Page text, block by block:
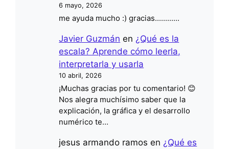
6 mayo, 2026
me ayuda mucho :) gracias............
Javier Guzmán en ¿Qué es la
escala? Aprende cómo leerla,
interpretarla y usarla
10 abril, 2026
¡Muchas gracias por tu comentario! 😊
Nos alegra muchísimo saber que la
explicación, la gráfica y el desarrollo
numérico te…
jesus armando ramos en ¿Qué es